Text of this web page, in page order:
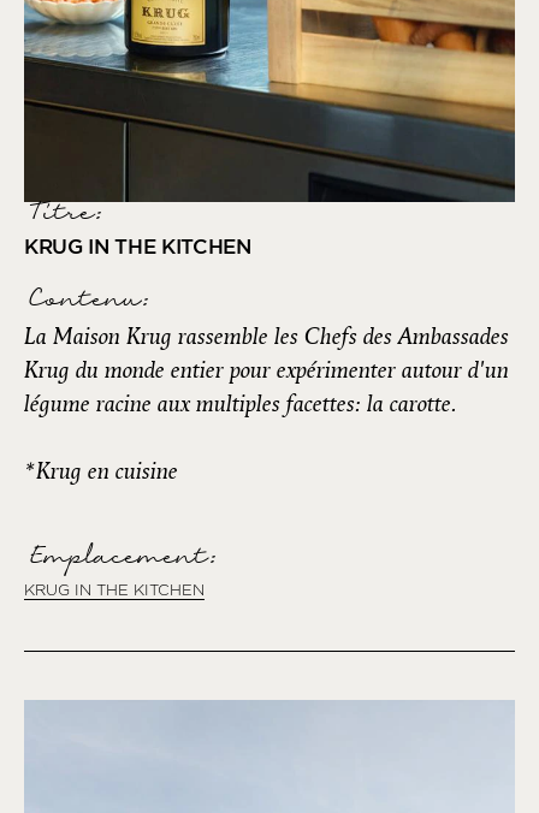
Titre:
KRUG IN THE KITCHEN
Contenu:
La Maison Krug rassemble les Chefs des Ambassades
Krug du monde entier pour expérimenter autour d'un
légume racine aux multiples facettes: la carotte.
*Krug en cuisine
Emplacement:
KRUG IN THE KITCHEN